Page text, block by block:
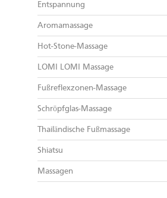
Entspannung
Aromamassage
Hot-Stone-Massage
LOMI LOMI Massage
Fußreflexzonen-Massage
Schröpfglas-Massage
Thailändische Fußmassage
Shiatsu
Massagen